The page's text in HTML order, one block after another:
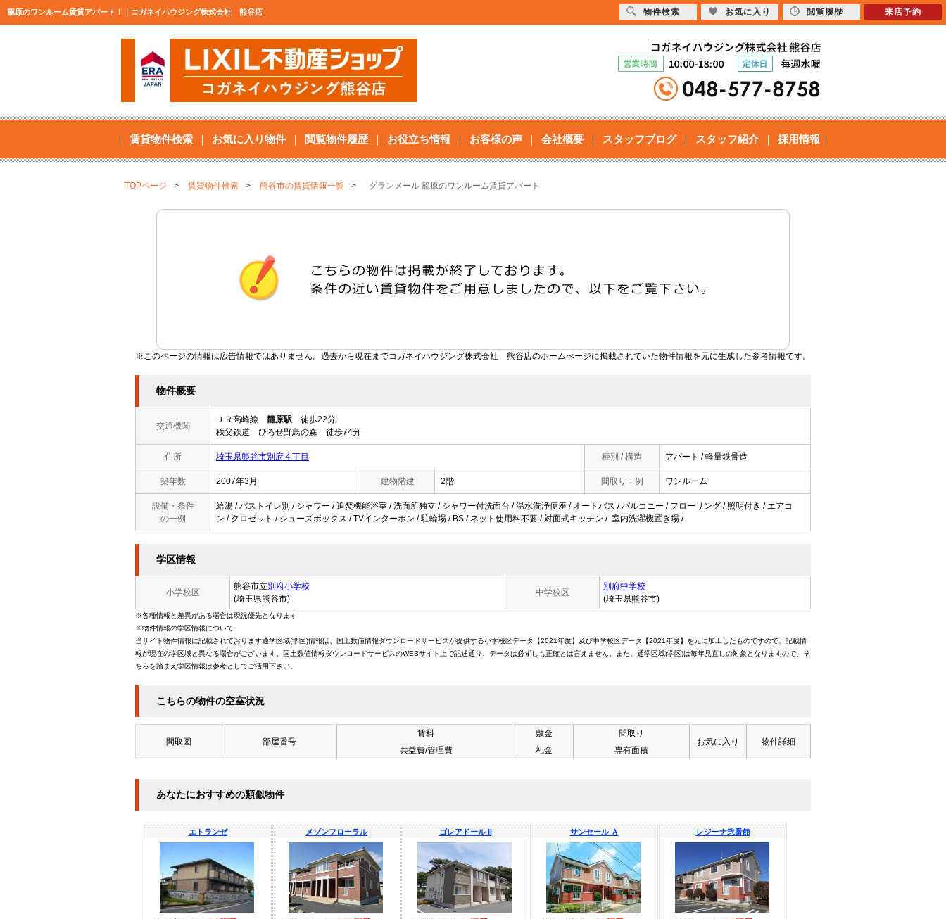
籠原のワンルーム賃貸アパート！｜コガネイハウジング株式会社 熊谷店
賃貸物件検索 お気に入り物件 閲覧物件履歴 お役立ち情報 お客様の声 会社概要 スタッフブログ スタッフ紹介 採用情報
TOPページ 賃貸物件検索 熊谷市の賃貸情報一覧 グランメール 籠原のワンルーム賃貸アパート
※このページの情報は広告情報ではありません。過去から現在までコガネイハウジング株式会社 熊谷店のホームぺージに掲載されていた物件情報を元に生成した参考情報です。
物件概要
交通機関
ＪＲ高崎線 籠原駅 徒歩22分
秩父鉄道 ひろせ野鳥の森 徒歩74分
住所 埼玉県熊谷市別府４丁目 種別 / 構造 アパート / 軽量鉄骨造
築年数 2007年3月 建物階建 2階 間取り一例 ワンルーム
設備・条件
の一例
給湯 / バストイレ別 / シャワー / 追焚機能浴室 / 洗面所独立 / シャワー付洗面台 / 温水洗浄便座 / オートバス / バルコニー / フローリング / 照明付き / エアコ
ン / クロゼット / シューズボックス / TVインターホン / 駐輪場 / BS / ネット使用料不要 / 対面式キッチン / 室内洗濯機置き場 /
学区情報
小学校区
熊谷市立別府小学校
(埼玉県熊谷市)
中学校区
別府中学校
(埼玉県熊谷市)
※各種情報と差異がある場合は現況優先となります
※物件情報の学区情報について
当サイト物件情報に記載されております通学区域(学区)情報は、国土数値情報ダウンロードサービスが提供する小学校区データ【2021年度】及び中学校区データ【2021年度】を元に加工したものですので、記載情
報が現在の学区域と異なる場合がございます。国土数値情報ダウンロードサービスのWEBサイト上で記述通り、データは必ずしも正確とは言えません。また、通学区域(学区)は毎年見直しの対象となりますので、そ
ちらを踏まえ学区情報は参考としてご活用下さい。
こちらの物件の空室状況
間取図 部屋番号
賃料
共益費/管理費
敷金
礼金
間取り
専有面積
お気に入り 物件詳細
あなたにおすすめの類似物件
エトランゼ メゾンフローラル ゴレアドール II サンセール Ａ レジーナ弐番館
物件検索 お気に入り 閲覧履歴 来店予約